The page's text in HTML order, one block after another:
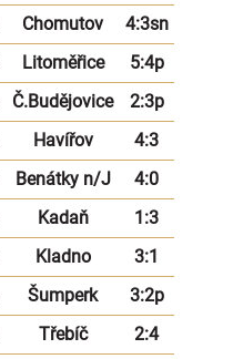
Chomutov
4:3sn
Litoměřice
5:4p
Č.Budějovice
2:3p
Havířov
4:3
Benátky n/J
4:0
Kadaň
1:3
Kladno
3:1
Šumperk
3:2p
Třebíč
2:4